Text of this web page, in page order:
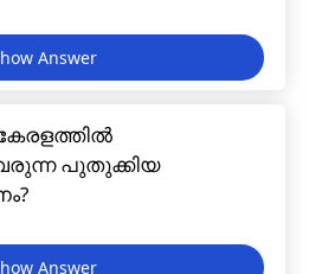
പുതുക്കിയ